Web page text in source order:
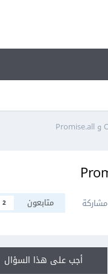
مشاركة متابعون 2
أجب على هذا السؤال